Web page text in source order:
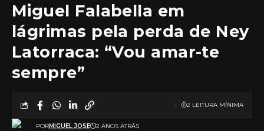
Miguel Falabella em
lágrimas pela perda de Ney
Latorraca: “Vou amar-te
sempre”
PORMIGUEL JOSE 2 ANOS ATRÁS
2 LEITURA MÍNIMA